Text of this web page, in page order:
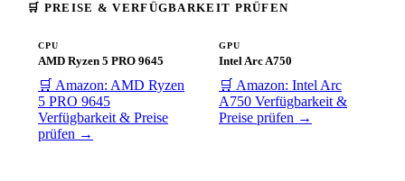
🛒 PREISE & VERFÜGBARKEIT PRÜFEN
CPU
AMD Ryzen 5 PRO 9645
🛒 Amazon: AMD Ryzen
5 PRO 9645
Verfügbarkeit & Preise
prüfen →
GPU
Intel Arc A750
🛒 Amazon: Intel Arc
A750 Verfügbarkeit &
Preise prüfen →